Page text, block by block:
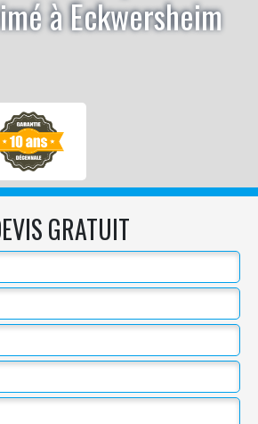
à Eckwersheim
GRATUIT